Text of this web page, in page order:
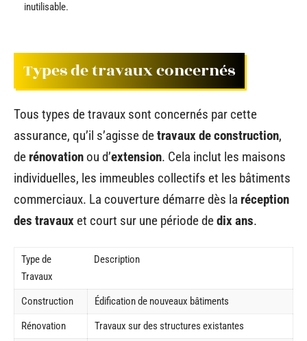
inutilisable.
Types de travaux concernés
Tous types de travaux sont concernés par cette
assurance, qu’il s’agisse detravaux de construction,
de rénovation ou d’extension. Cela inclut les maisons
individuelles, les immeubles collectifs et les bâtiments
commerciaux. La couverture démarre dès la réception
des travaux et court sur une période dedix ans.
Type de
Travaux
Description
Construction
Édification de nouveaux bâtiments
Rénovation
Travaux sur des structures existantes